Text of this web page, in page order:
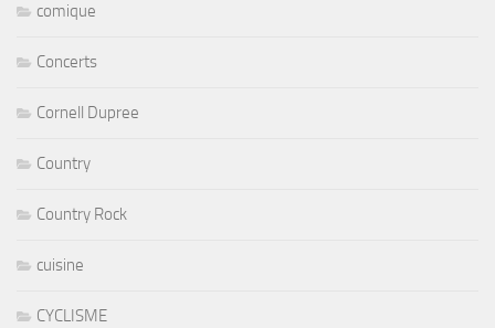
comique
Concerts
Cornell Dupree
Country
Country Rock
cuisine
CYCLISME